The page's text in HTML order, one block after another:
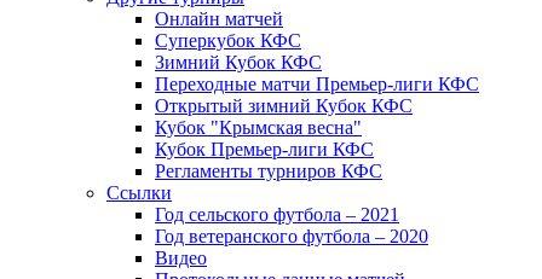
Онлайн матчей
Суперкубок КФС
Зимний Кубок КФС
Переходные матчи Премьер-лиги КФС
Открытый зимний Кубок КФС
Кубок "Крымская весна"
Кубок Премьер-лиги КФС
Регламенты турниров КФС
Ссылки
Год сельского футбола – 2021
Год ветеранского футбола – 2020
Видео